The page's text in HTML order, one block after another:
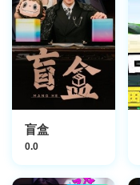
盲盒
0.0